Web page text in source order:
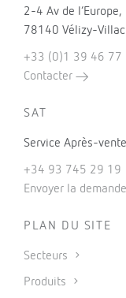
2-4 Av de l’Europe,
78140 Vélizy-
+33 (0)1 39 46 77
Contacter
SAT
Service Après-
+34 93 745 29 19
Envoyer la demande
PLAN DU SITE
Secteurs
Produits